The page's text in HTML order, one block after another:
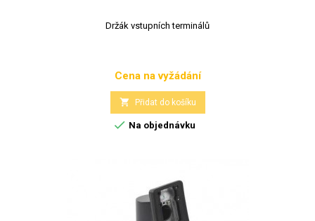
Držák vstupních terminálů
Cena
Cena na vyžádání
 Přidat do košíku
 Na objednávku